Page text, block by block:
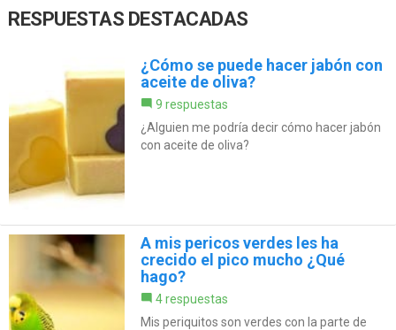
RESPUESTAS DESTACADAS
¿Cómo se puede hacer jabón con
aceite de oliva?
9 respuestas
¿Alguien me podría decir cómo hacer jabón
con aceite de oliva?
A mis pericos verdes les ha
crecido el pico mucho ¿Qué
hago?
4 respuestas
Mis periquitos son verdes con la parte de